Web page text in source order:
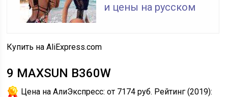
и цены на русском
Купить на AliExpress.com
9 MAXSUN B360W
Цена на АлиЭкспресс:от 7174 руб. Рейтинг (2019):